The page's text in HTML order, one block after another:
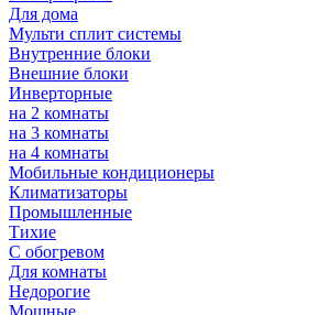
Для дома
Мульти сплит системы
Внутренние блоки
Внешние блоки
Инверторные
на 2 комнаты
на 3 комнаты
на 4 комнаты
Мобильные кондиционеры
Климатизаторы
Промышленные
Тихие
С обогревом
Для комнаты
Недорогие
Мощные